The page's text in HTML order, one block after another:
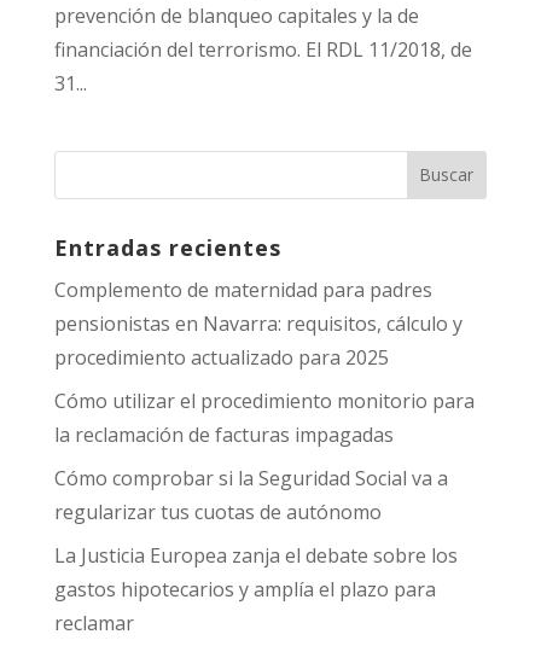
prevención de blanqueo capitales y la de
financiación del terrorismo. El RDL 11/2018, de
31...
Entradas recientes
Complemento de maternidad para padres
pensionistas en Navarra: requisitos, cálculo y
procedimiento actualizado para 2025
Cómo utilizar el procedimiento monitorio para
la reclamación de facturas impagadas
Cómo comprobar si la Seguridad Social va a
regularizar tus cuotas de autónomo
La Justicia Europea zanja el debate sobre los
gastos hipotecarios y amplía el plazo para
reclamar